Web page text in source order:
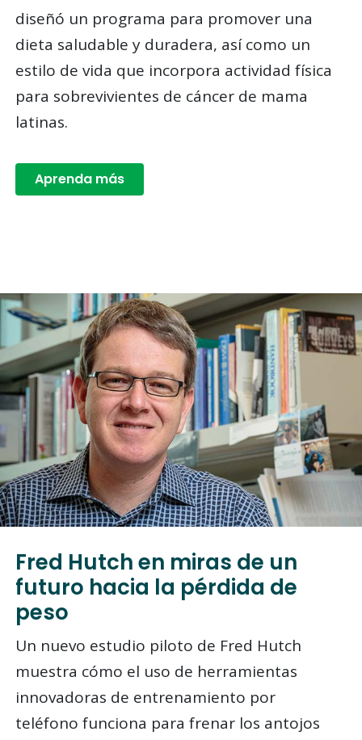
diseñó un programa para promover una
dieta saludable y duradera, así como un
estilo de vida que incorpora actividad física
para sobrevivientes de cáncer de mama
latinas.
Aprenda más
Fred Hutch en miras de un
futuro hacia la pérdida de
peso
Un nuevo estudio piloto de Fred Hutch
muestra cómo el uso de herramientas
innovadoras de entrenamiento por
teléfono funciona para frenar los antojos